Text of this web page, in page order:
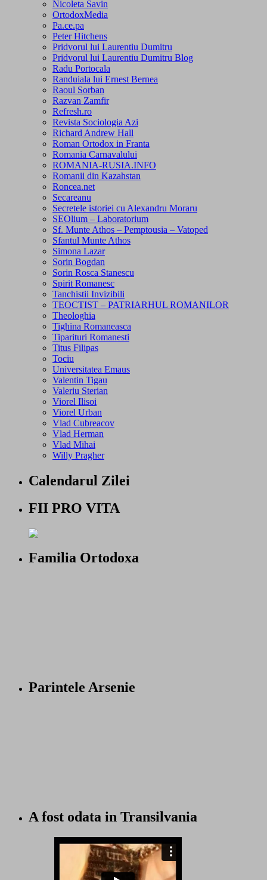
Nicoleta Savin
OrtodoxMedia
Pa.ce.pa
Peter Hitchens
Pridvorul lui Laurentiu Dumitru
Pridvorul lui Laurentiu Dumitru Blog
Radu Portocala
Randuiala lui Ernest Bernea
Raoul Sorban
Razvan Zamfir
Refresh.ro
Revista Sociologia Azi
Richard Andrew Hall
Roman Ortodox in Franta
Romania Carnavalului
ROMANIA-RUSIA.INFO
Romanii din Kazahstan
Roncea.net
Secareanu
Secretele istoriei cu Alexandru Moraru
SEOlium – Laboratorium
Sf. Munte Athos – Pemptousia – Vatoped
Sfantul Munte Athos
Simona Lazar
Sorin Bogdan
Sorin Rosca Stanescu
Spirit Romanesc
Tanchistii Invizibili
TEOCTIST – PATRIARHUL ROMANILOR
Theologhia
Tighina Romaneasca
Tiparituri Romanesti
Titus Filipas
Tociu
Universitatea Emaus
Valentin Tigau
Valeriu Sterian
Viorel Ilisoi
Viorel Urban
Vlad Cubreacov
Vlad Herman
Vlad Mihai
Willy Pragher
Calendarul Zilei
FII PRO VITA
Familia Ortodoxa
Parintele Arsenie
A fost odata in Transilvania